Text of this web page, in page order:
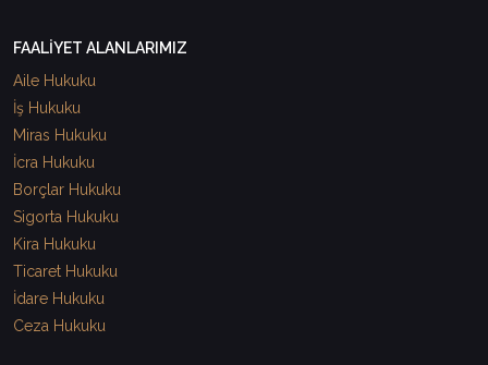
FAALİYET ALANLARIMIZ
Aile Hukuku
İş Hukuku
Miras Hukuku
İcra Hukuku
Borçlar Hukuku
Sigorta Hukuku
Kira Hukuku
Ticaret Hukuku
İdare Hukuku
Ceza Hukuku